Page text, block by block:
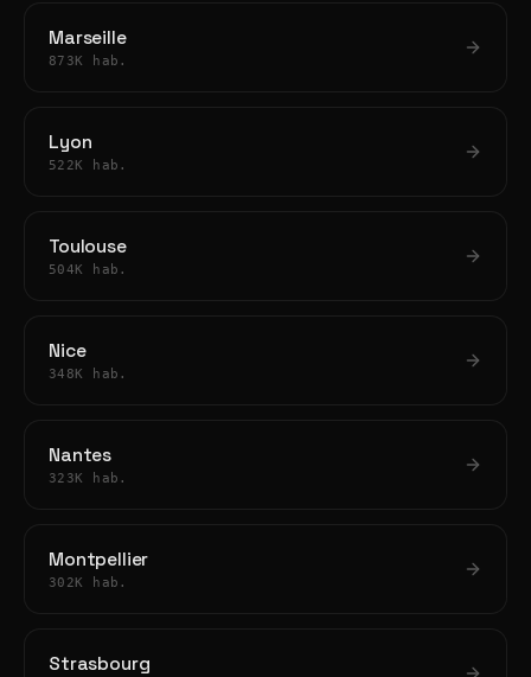
Marseille
873K hab.
Lyon
522K hab.
Toulouse
504K hab.
Nice
348K hab.
Nantes
323K hab.
Montpellier
302K hab.
Strasbourg